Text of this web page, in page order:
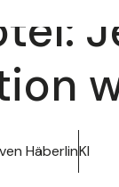
HäberlinKI